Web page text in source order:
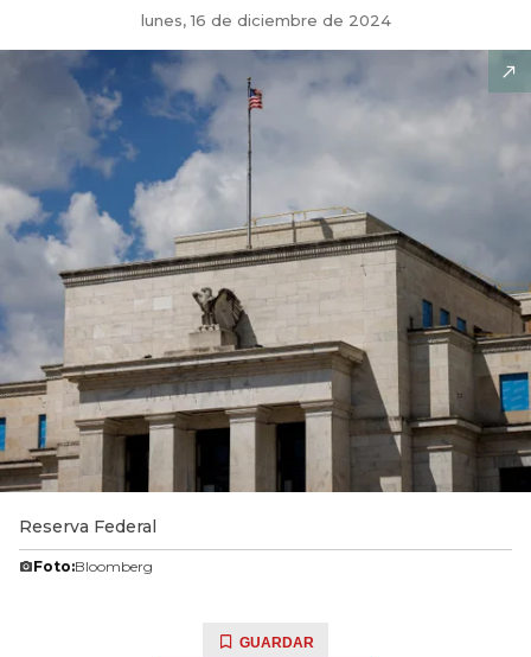
lunes, 16 de diciembre de 2024
Reserva Federal
Foto:Bloomberg
GUARDAR